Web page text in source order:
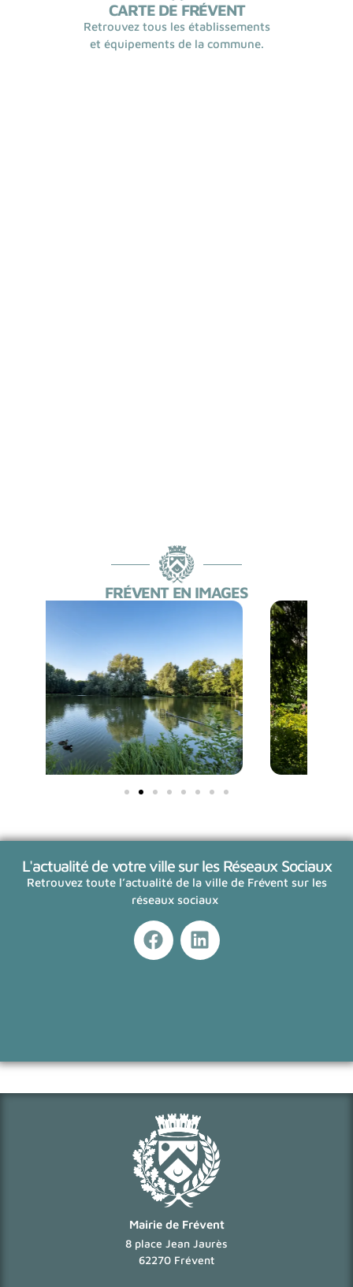
CARTE DE FRÉVENT
Retrouvez tous les établissements
et équipements de la commune.
FRÉVENT EN IMAGES
L'actualité de votre ville sur les Réseaux Sociaux
Retrouvez toute l’actualité de la ville de Frévent sur les
réseaux sociaux
Mairie de Frévent
8 place Jean Jaurès
62270 Frévent